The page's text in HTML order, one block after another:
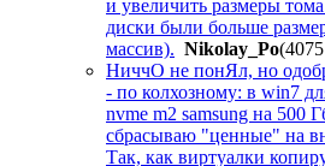
и увеличить размеры
диски были больше
массив). Nikolay_Po
НиччО не понЯл, но
- по колхозному: в win7
nvme m2 samsung на 500
сбрасываю "ценные" на
Так, как виртуалки